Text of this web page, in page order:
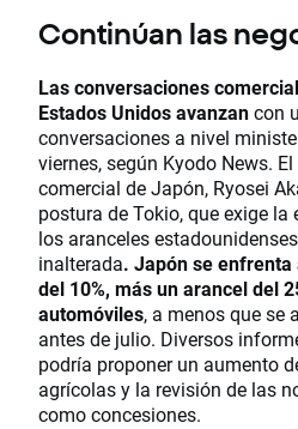
Continúan las
Las conversaciones
Estados Unidos avanzancon
conversaciones a nivel
viernes, según Kyodo News.
comercial de Japón, Ryosei
postura de Tokio, que exige
los aranceles
inalterada. Japón se
del 10%, más un arancel del
automóviles, a menos que se
antes de julio. Diversos
podría proponer un aumento
agrícolas y la revisión de las
como concesiones.